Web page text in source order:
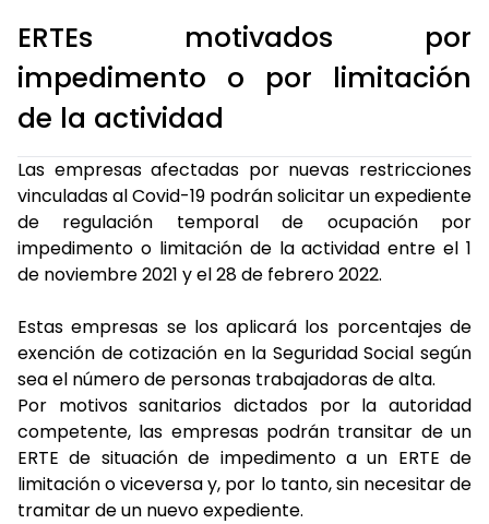
ERTEs motivados por
impedimento o por limitación
de la actividad
Las empresas afectadas por nuevas restricciones
vinculadas al Covid-19 podrán solicitar un expediente
de regulación temporal de ocupación por
impedimento o limitación de la actividad entre el 1
de noviembre 2021 y el 28 de febrero 2022.
Estas empresas se los aplicará los porcentajes de
exención de cotización en la Seguridad Social según
sea el número de personas trabajadoras de alta.
Por motivos sanitarios dictados por la autoridad
competente, las empresas podrán transitar de un
ERTE de situación de impedimento a un ERTE de
limitación o viceversa y, por lo tanto, sin necesitar de
tramitar de un nuevo expediente.